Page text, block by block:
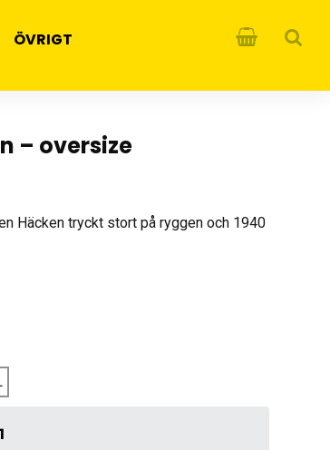
ÖVRIGT
– oversize
Häcken tryckt stort på ryggen och 1940